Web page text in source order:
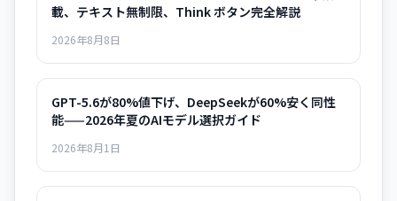
載、テキスト無制限、Think ボタン完全解説
2026年8月8日
GPT-5.6が80%値下げ、DeepSeekが60%安く同性
能——2026年夏のAIモデル選択ガイド
2026年8月1日